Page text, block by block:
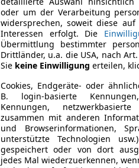
oder um der Verarbeitung
widersprechen, soweit diese
Interessen erfolgt. Die
Übermittlung bestimmter
Drittländer, u.a. die USA, nach Art.
Sie keine Einwilligung erteilen,
Cookies, Endgeräte- oder
B. login-basierte
Kennungen,
zusammen mit anderen
und Browserinformationen,
unterstützte Technologien
gespeichert oder von dort
jedes Mal wiederzuerkennen,